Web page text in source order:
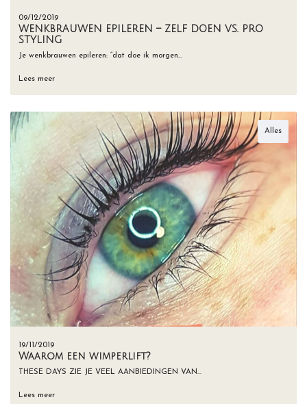
09/12/2019
WENKBRAUWEN EPILEREN – ZELF DOEN VS. PRO
STYLING
Je wenkbrauwen epileren: “dat doe ik morgen…
Lees meer
Alles
19/11/2019
Waarom een wimperlift?
THESE DAYS ZIE JE VEEL AANBIEDINGEN VAN…
Lees meer